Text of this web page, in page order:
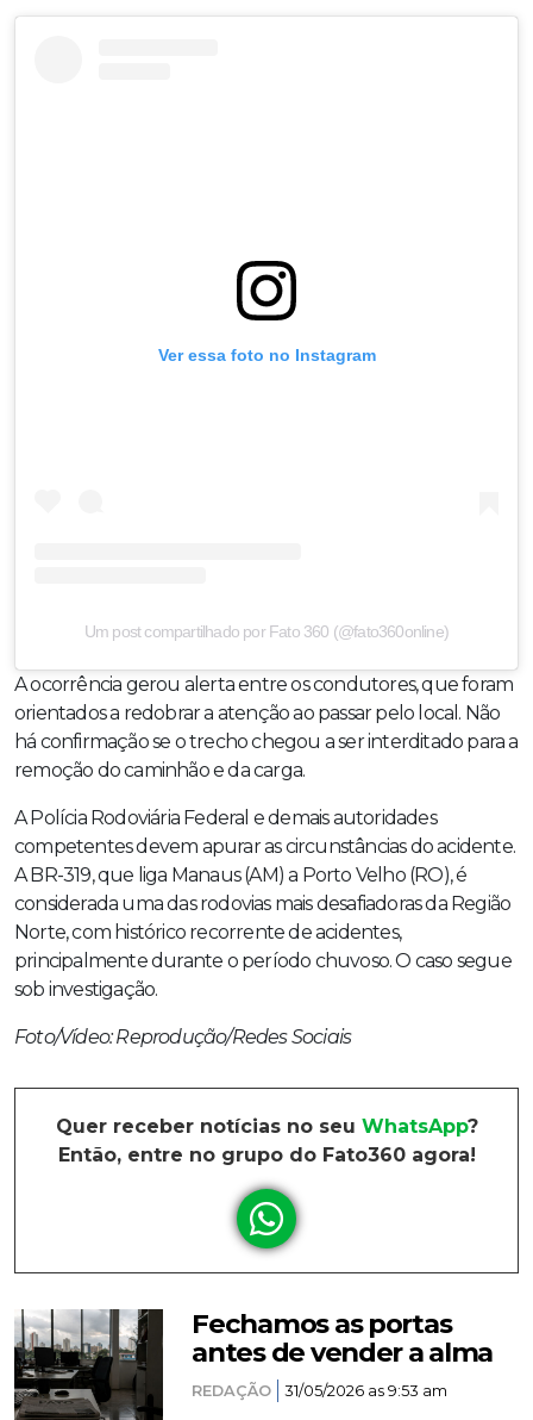
Ver essa foto no Instagram
Um post compartilhado por Fato 360 (@fato360online)
A ocorrência gerou alerta entre os condutores, que foram
orientados a redobrar a atenção ao passar pelo local. Não
há confirmação se o trecho chegou a ser interditado para a
remoção do caminhão e da carga.
A Polícia Rodoviária Federal e demais autoridades
competentes devem apurar as circunstâncias do acidente.
A BR-319, que liga Manaus (AM) a Porto Velho (RO), é
considerada uma das rodovias mais desafiadoras da Região
Norte, com histórico recorrente de acidentes,
principalmente durante o período chuvoso. O caso segue
sob investigação.
Foto/Vídeo: Reprodução/Redes Sociais
Quer receber notícias no seu WhatsApp?
Então, entre no grupo do Fato360 agora!
Fechamos as portas
antes de vender a alma
REDAÇÃO 31/05/2026 as 9:53 am